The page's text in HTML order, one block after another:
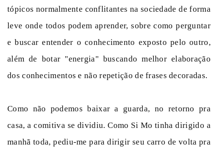
tópicos normalmente conflitantes na sociedade de forma
leve onde todos podem aprender, sobre como perguntar
e buscar entender o conhecimento exposto pelo outro,
além de botar "energia" buscando melhor elaboração
dos conhecimentos e não repetição de frases decoradas.
Como não podemos baixar a guarda, no retorno pra
casa, a comitiva se dividiu. Como Si Mo tinha dirigido a
manhã toda, pediu-me para dirigir seu carro de volta pra